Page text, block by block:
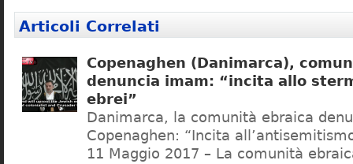
Articoli Correlati
Copenaghen (Danimarca),
denuncia imam: “incita allo
ebrei”
Danimarca, la comunità ebraica
Copenaghen: “Incita
11 Maggio 2017 – La comunità